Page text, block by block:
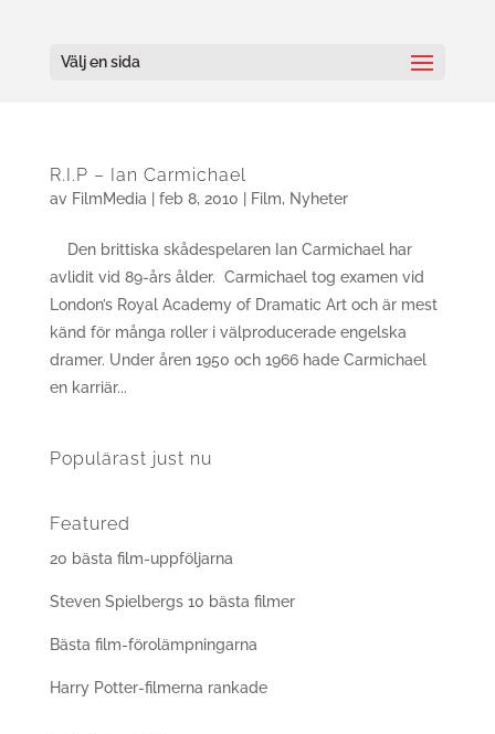
Välj en sida
R.I.P – Ian Carmichael
av FilmMedia feb 8, 2010 Film, Nyheter
Den brittiska skådespelaren Ian Carmichael har
avlidit vid 89-års ålder. Carmichael tog examen vid
London’s Royal Academy of Dramatic Art och är mest
känd för många roller i välproducerade engelska
dramer. Under åren 1950 och 1966 hade Carmichael
en karriär...
Populärast just nu
Featured
20 bästa film-uppföljarna
Steven Spielbergs 10 bästa filmer
Bästa film-förolämpningarna
Harry Potter-filmerna rankade